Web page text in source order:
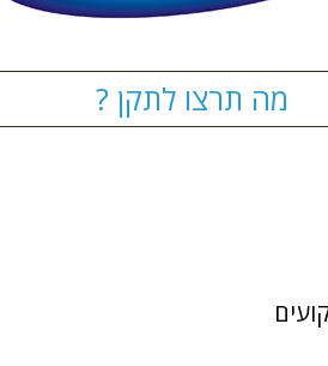
מה תרצו לתקן ?